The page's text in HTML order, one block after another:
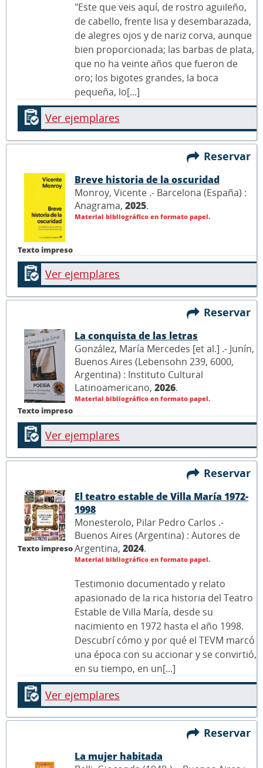
"Este que veis aquí, de rostro aguileño,
de cabello, frente lisa y desembarazada,
de alegres ojos y de nariz corva, aunque
bien proporcionada; las barbas de plata,
que no ha veinte años que fueron de
oro; los bigotes grandes, la boca
pequeña, lo[...]
Ver ejemplares
Reservar
Texto impreso
Breve historia de la oscuridad
Monroy, Vicente .- Barcelona (España) :
Anagrama, 2025.
Material bibliográfico en formato papel.
Ver ejemplares
Reservar
Texto impreso
La conquista de las letras
González, María Mercedes [et al.] .- Junín,
Buenos Aires (Lebensohn 239, 6000,
Argentina) : Instituto Cultural
Latinoamericano, 2026.
Material bibliográfico en formato papel.
Ver ejemplares
Reservar
Texto impreso
El teatro estable de Villa María 1972-
1998
Monesterolo, Pilar Pedro Carlos .-
Buenos Aires (Argentina) : Autores de
Argentina, 2024.
Material bibliográfico en formato papel.
Testimonio documentado y relato
apasionado de la rica historia del Teatro
Estable de Villa María, desde su
nacimiento en 1972 hasta el año 1998.
Descubrí cómo y por qué el TEVM marcó
una época con su accionar y se convirtió,
en su tiempo, en un[...]
Ver ejemplares
Reservar
La mujer habitada